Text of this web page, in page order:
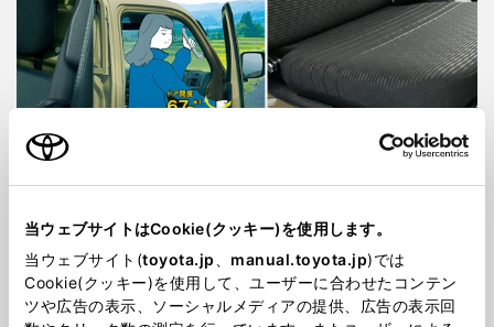
当ウェブサイトはCookie(クッキー)を使用します。
当ウェブサイト(toyota.jp manual.toyota.jp)では
Cookie(クッキー)を使用して、ユーザーに合わせたコンテン
ツや広告の表示、ソーシャルメディアの提供、広告の表示回
開放的な室内とスムーズな乗降性で、「働
く」を快適に。